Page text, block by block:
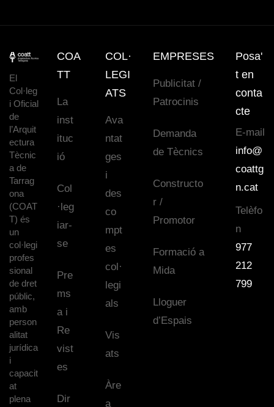
El
Col·leg
i Oficial
de
l’Arquit
ectura
Tècnic
a de
Tarrag
ona
(COAT
T) és
un
col·legi
profes
sional
de dret
públic,
amb
person
alitat
jurídica
i
capacit
at
plena
COA
TT
La
inst
ituc
ió
Col
·leg
iar-
se
Pre
ms
a i
Re
vist
es
Dir
COL·
LEGI
ATS
Ava
ntat
ges
i
des
co
mpt
es
col·
legi
als
Vis
ats
Àre
a
EMPRESES
Publicitat /
Patrocinis
Demanda
de Tècnics
Constructo
r /
Promotor
Formació a
Mida
Lloguer
d’Espais
Posa'
t en
conta
cte
E-mail
info@
coattg
n.cat
Telèfo
n
977
212
799